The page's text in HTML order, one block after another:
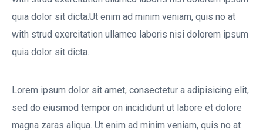
quia dolor sit dicta.Ut enim ad minim veniam, quis no at
with strud exercitation ullamco laboris nisi dolorem ipsum
quia dolor sit dicta.
Lorem ipsum dolor sit amet, consectetur a adipisicing elit,
sed do eiusmod tempor on incididunt ut labore et dolore
magna zaras aliqua. Ut enim ad minim veniam, quis no at